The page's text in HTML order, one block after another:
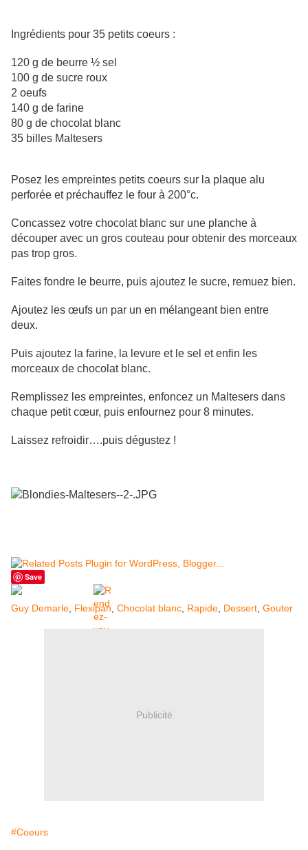
Ingrédients pour 35 petits coeurs :
120 g de beurre ½ sel
100 g de sucre roux
2 oeufs
140 g de farine
80 g de chocolat blanc
35 billes Maltesers
Posez les empreintes petits coeurs sur la plaque alu
perforée et préchauffez le four à 200°c.
Concassez votre chocolat blanc sur une planche à
découper avec un gros couteau pour obtenir des morceaux
pas trop gros.
Faites fondre le beurre, puis ajoutez le sucre, remuez bien.
Ajoutez les œufs un par un en mélangeant bien entre
deux.
Puis ajoutez la farine, la levure et le sel et enfin les
morceaux de chocolat blanc.
Remplissez les empreintes, enfoncez un Maltesers dans
chaque petit cœur, puis enfournez pour 8 minutes.
Laissez refroidir….puis dégustez !
Save
Guy Demarle Flexipan Chocolat blanc Rapide Dessert Gouter
Publicité
#Coeurs